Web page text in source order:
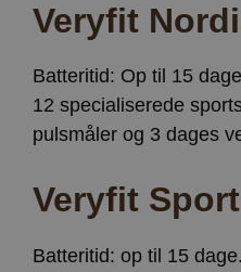
Veryfit
Batteritid: Op til 15
12 specialiserede
pulsmåler og 3 dages
Veryfit Sport
Batteritid: op til 15